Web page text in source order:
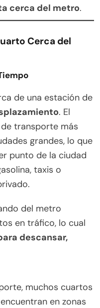
cerca del metro.
Cerca del
de una estación de
. El
transporte más
grandes, lo que
punto de la ciudad
taxis o
del metro
en tráfico, lo cual
descansar,
muchos cuartos
en zonas